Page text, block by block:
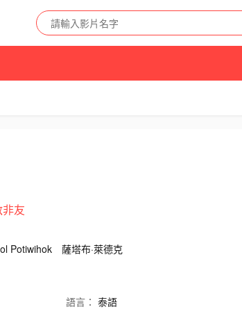
友
Potiwihok
薩塔布·萊德克
語言： 泰語